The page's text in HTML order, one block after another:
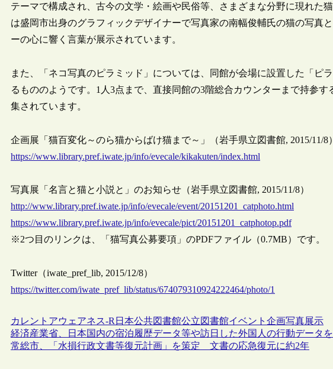
テーマで構成され、古今の文学・絵画や民俗等、さまざまな分野に現れた
は盛岡市出身のグラフィックデザイナーで写真家の南幅俊輔氏の猫の写真
ーの心に響く言葉が展示されています。
また、「ネコ写真のピラミッド」については、同館が会場に設置した「ピ
るもののようです。1人3点まで、直接同館の3階総合カウンターまで持参す
集されています。
企画展「猫百変化～のら猫からばけ猫まで～」（岩手県立図書館, 2015/11/8）
https://www.library.pref.iwate.jp/info/evecale/kikakuten/index.html
写真展「名言と猫と小説と」のお知らせ（岩手県立図書館, 2015/11/8）
http://www.library.pref.iwate.jp/info/evecale/event/20151201_catphoto.html
https://www.library.pref.iwate.jp/info/evecale/pict/20151201_catphotop.pdf
※2つ目のリンクは、「猫写真公募要項」のPDFファイル（0.7MB）です。
Twitter（iwate_pref_lib, 2015/12/8）
https://twitter.com/iwate_pref_lib/status/674079310924222464/photo/1
カレントアウェアネス-R 日本公共図書館公立図書館イベント 企画写真展示
経済産業省、日本国内の宿泊履歴データ等や訪日した外国人の行動データ
常総市、「水損行政文書等復元計画」を策定 文書の応急復元に約2年